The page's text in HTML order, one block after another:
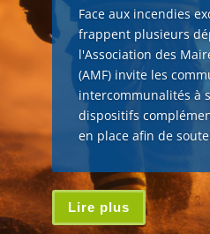
Face aux incendies
frappent plusieurs
l'Association des
(AMF) invite les
intercommunalités à
dispositifs
en place afin de
Lire plus